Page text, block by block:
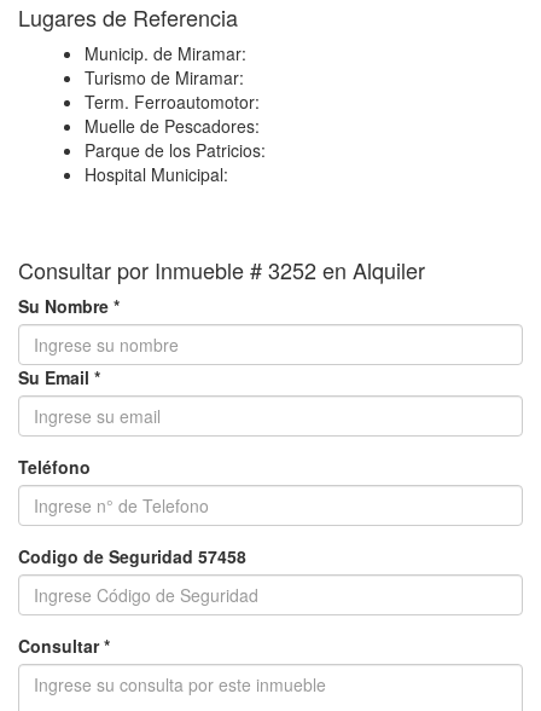
−
Lugares de Referencia
Municip. de Miramar:
Turismo de Miramar:
Term. Ferroautomotor:
Muelle de Pescadores:
Parque de los Patricios:
Hospital Municipal:
Consultar por Inmueble # 3252 en Alquiler
Su Nombre *
Su Email *
Teléfono
Codigo de Seguridad 57458
Consultar *